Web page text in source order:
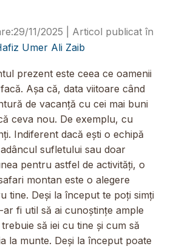
29/11/2025
Umer Ali Zaib
prezent este ceea ce oamenii
Așa că, data viitoare când
de vacanță cu cei mai buni
ceva nou. De exemplu, cu
Indiferent dacă ești o echipă
sufletului sau doar
pentru astfel de activități, o
montan este o alegere
tine. Deși la început te poți simți
fi util să ai cunoștințe ample
să iei cu tine și cum să
la munte. Deși la început poate